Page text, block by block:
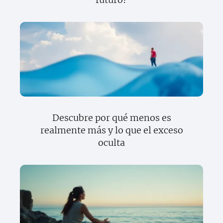
Descubre por qué menos es
realmente más y lo que el exceso
oculta